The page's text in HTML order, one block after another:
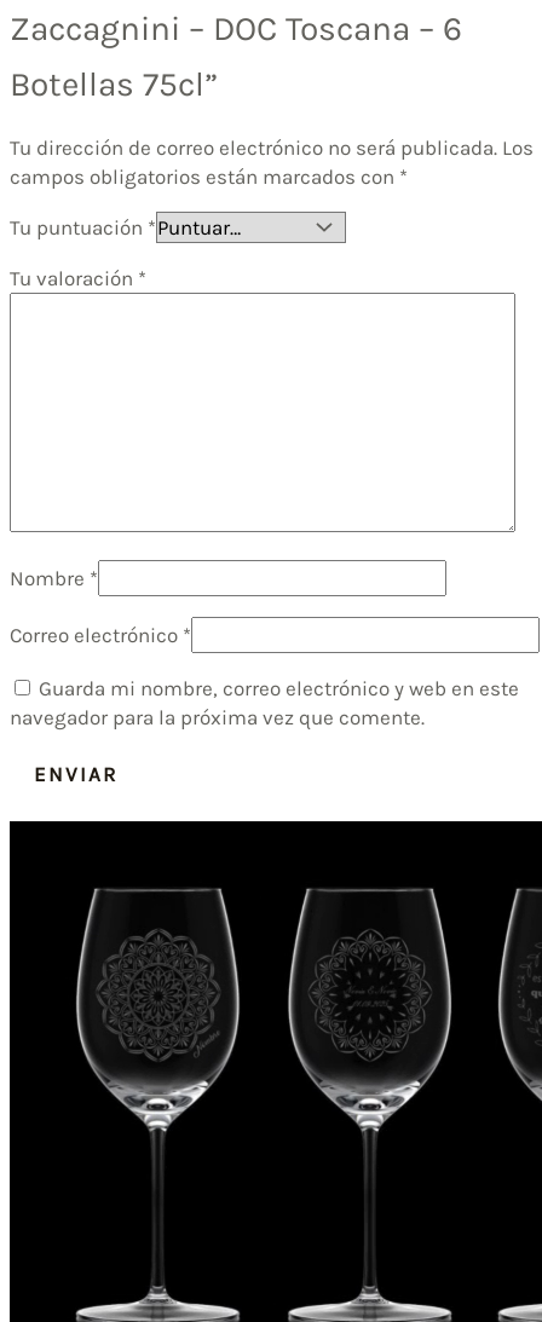
Zaccagnini – DOC Toscana – 6
Botellas 75cl”
Tu dirección de correo electrónico no será publicada. Los
campos obligatorios están marcados con *
Tu puntuación *
Tu valoración *
Nombre *
Correo electrónico *
Guarda mi nombre, correo electrónico y web en este
navegador para la próxima vez que comente.